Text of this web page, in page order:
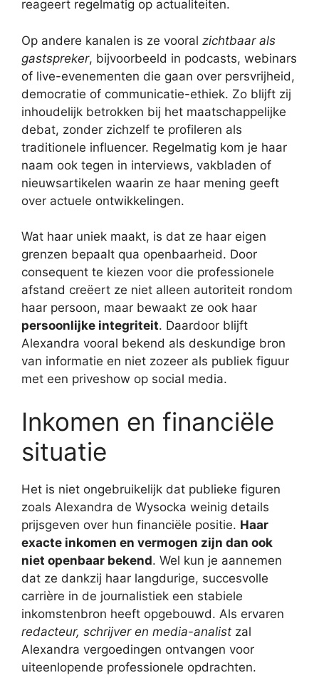
reageert regelmatig op actualiteiten.
Op andere kanalen is ze vooral zichtbaar als
gastspreker, bijvoorbeeld in podcasts, webinars
of live-evenementen die gaan over persvrijheid,
democratie of communicatie-ethiek. Zo blijft zij
inhoudelijk betrokken bij het maatschappelijke
debat, zonder zichzelf te profileren als
traditionele influencer. Regelmatig kom je haar
naam ook tegen in interviews, vakbladen of
nieuwsartikelen waarin ze haar mening geeft
over actuele ontwikkelingen.
Wat haar uniek maakt, is dat ze haar eigen
grenzen bepaalt qua openbaarheid. Door
consequent te kiezen voor die professionele
afstand creëert ze niet alleen autoriteit rondom
haar persoon, maar bewaakt ze ook haar
persoonlijke integriteit. Daardoor blijft
Alexandra vooral bekend als deskundige bron
van informatie en niet zozeer als publiek figuur
met een priveshow op social media.
Inkomen en financiële
situatie
Het is niet ongebruikelijk dat publieke figuren
zoals Alexandra de Wysocka weinig details
prijsgeven over hun financiële positie. Haar
exacte inkomen en vermogen zijn dan ook
niet openbaar bekend. Wel kun je aannemen
dat ze dankzij haar langdurige, succesvolle
carrière in de journalistiek een stabiele
inkomstenbron heeft opgebouwd. Als ervaren
redacteur, schrijver en media-analist zal
Alexandra vergoedingen ontvangen voor
uiteenlopende professionele opdrachten.